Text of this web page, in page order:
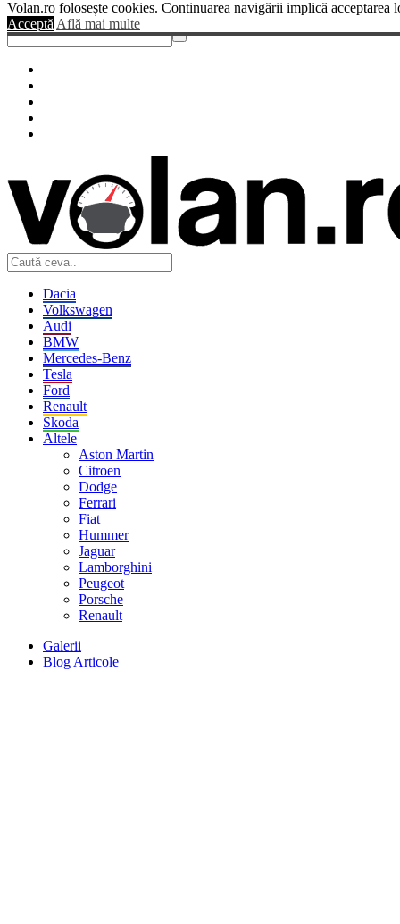
Sendigo
Dacia
Volkswagen
Audi
BMW
Mercedes-Benz
Tesla
Ford
Renault
Skoda
Altele
Aston Martin
Citroen
Dodge
Ferrari
Fiat
Hummer
Jaguar
Lamborghini
Peugeot
Porsche
Renault
Galerii
Blog Articole
Volan.ro folosește cookies. Continuarea navigării implică acceptarea
Acceptă Află mai multe